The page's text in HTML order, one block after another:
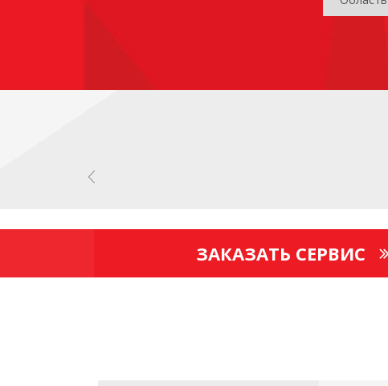
ЗАКАЗАТЬ СЕРВИС